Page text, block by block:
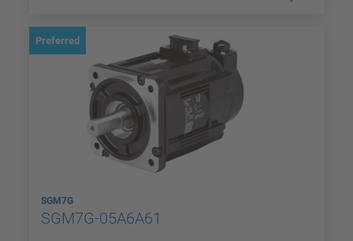
Preferred
SGM7G
SGM7G-05A6A61